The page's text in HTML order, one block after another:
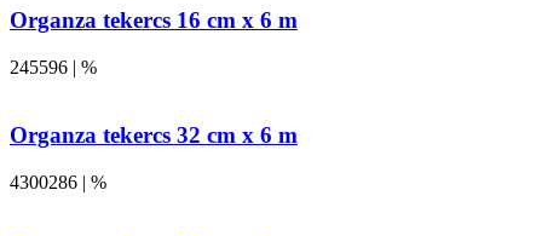
Organza tekercs 16 cm x 6 m
245596 | %
Organza tekercs 32 cm x 6 m
4300286 | %